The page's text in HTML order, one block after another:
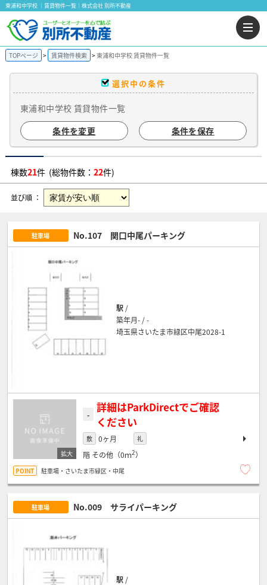
東浦和中学校 ｜賃貸物件一覧｜株式会社 別所不動産
TOPページ 賃貸物件検索 東浦和中学校 賃貸物件一覧
選択中の条件
東浦和中学校 賃貸物件一覧
条件を変更
条件を保存
棟数21件 (総物件数： 22件)
並び順 ：
駐車場 No.107 関口中尾パーキング
駅 /
築年月- / -
埼玉県さいたま市緑区中尾2028-1
-
詳細はParkDirectでご確認
ください
敷 0ヶ月 礼
階 その他（0ｍ2）
駐車場・さいたま市緑区・中尾
駐車場 No.009 サライパーキング
駅 /